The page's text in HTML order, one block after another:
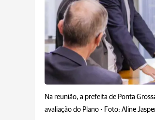
Na reunião, a prefeita de Ponta
avaliação do Plano - Foto: Aline